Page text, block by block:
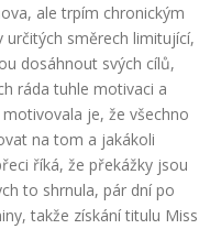
ale trpím chronickým
směrech limitující,
dosáhnout svých cílů,
ráda tuhle motivaci a
je, že všechno
na tom a jakákoli
říká, že překážky jsou
to shrnula, pár dní po
takže získání titulu Miss